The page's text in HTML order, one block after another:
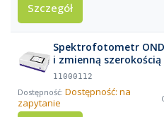
Szczegół
Spektrofotometr
i zmienną
11000112
Dostępność: na
zapytanie